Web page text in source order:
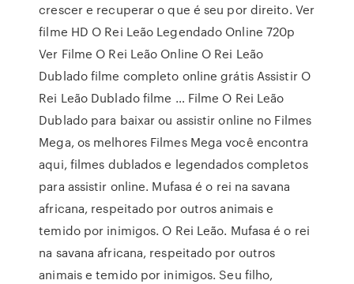
crescer e recuperar o que é seu por direito. Ver
filme HD O Rei Leão Legendado Online 720p
Ver Filme O Rei Leão Online O Rei Leão
Dublado filme completo online grátis Assistir O
Rei Leão Dublado filme … Filme O Rei Leão
Dublado para baixar ou assistir online no Filmes
Mega, os melhores Filmes Mega você encontra
aqui, filmes dublados e legendados completos
para assistir online. Mufasa é o rei na savana
africana, respeitado por outros animais e
temido por inimigos. O Rei Leão. Mufasa é o rei
na savana africana, respeitado por outros
animais e temido por inimigos. Seu filho,